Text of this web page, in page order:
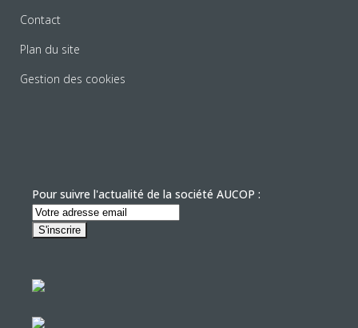
Contact
Plan du site
Gestion des cookies
Pour suivre l'actualité de la société AUCOP :